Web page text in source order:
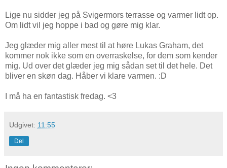
Lige nu sidder jeg på Svigermors terrasse og varmer lidt op.
Om lidt vil jeg hoppe i bad og gøre mig klar.
Jeg glæder mig aller mest til at høre Lukas Graham, det
kommer nok ikke som en overraskelse, for dem som kender
mig. Ud over det glæder jeg mig sådan set til det hele. Det
bliver en skøn dag. Håber vi klare varmen. :D
I må ha en fantastisk fredag. <3
Udgivet: 11:55
Del